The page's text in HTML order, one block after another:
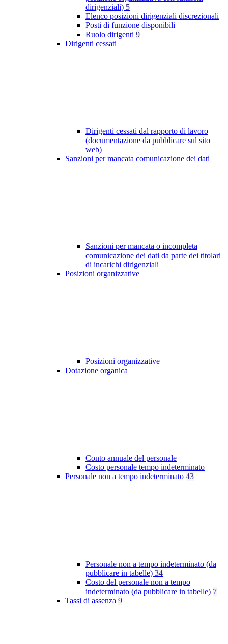
dirigenziali) 5
Elenco posizioni dirigenziali discrezionali
Posti di funzione disponibili
Ruolo dirigenti 9
Dirigenti cessati
Dirigenti cessati dal rapporto di lavoro
(documentazione da pubblicare sul sito
web)
Sanzioni per mancata comunicazione dei dati
Sanzioni per mancata o incompleta
comunicazione dei dati da parte dei titolari
di incarichi dirigenziali
Posizioni organizzative
Posizioni organizzative
Dotazione organica
Conto annuale del personale
Costo personale tempo indeterminato
Personale non a tempo indeterminato 43
Personale non a tempo indeterminato (da
pubblicare in tabelle) 34
Costo del personale non a tempo
indeterminato (da pubblicare in tabelle) 7
Tassi di assenza 9